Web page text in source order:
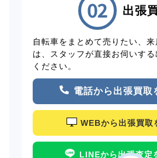
出張
自転車をまとめて売りたい、
は、スタッフが直接お伺いす
ください。
電話から出張買取
WEBから出張買取
LINEから出張査定